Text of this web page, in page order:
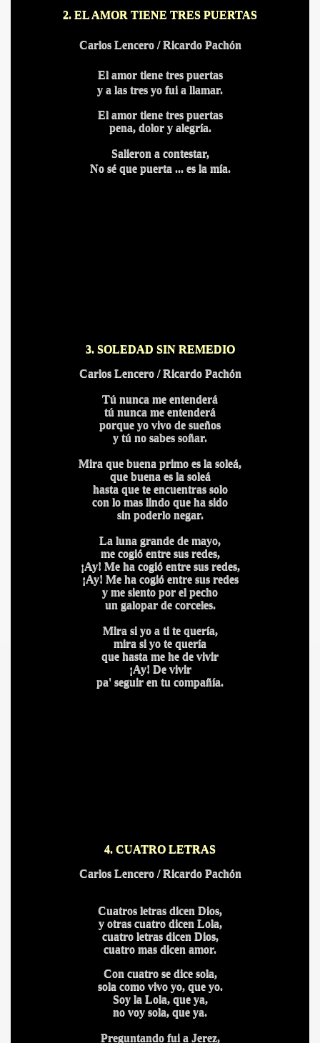
2. EL AMOR TIENE TRES PUERTAS
Carlos Lencero / Ricardo Pachón
El amor tiene tres puertas
y a las tres yo fui a llamar.
El amor tiene tres puertas
pena, dolor y alegría.
Salieron a contestar,
No sé que puerta ... es la mía.
3. SOLEDAD SIN REMEDIO
Carlos Lencero / Ricardo Pachón
Tú nunca me entenderá
tú nunca me entenderá
porque yo vivo de sueños
y tú no sabes soñar.
Mira que buena primo es la soleá,
que buena es la soleá
hasta que te encuentras solo
con lo mas lindo que ha sido
sin poderlo negar.
La luna grande de mayo,
me cogió entre sus redes,
¡Ay! Me ha cogió entre sus redes,
¡Ay! Me ha cogió entre sus redes
y me siento por el pecho
un galopar de corceles.
Mira si yo a ti te quería,
mira si yo te quería
que hasta me he de vivir
¡Ay! De vivir
pa' seguir en tu compañía.
4. CUATRO LETRAS
Carlos Lencero / Ricardo Pachón
Cuatros letras dicen Dios,
y otras cuatro dicen Lola,
cuatro letras dicen Dios,
cuatro mas dicen amor.
Con cuatro se dice sola,
sola como vivo yo, que yo.
Soy la Lola, que ya,
no voy sola, que ya.
Preguntando fui a Jerez,